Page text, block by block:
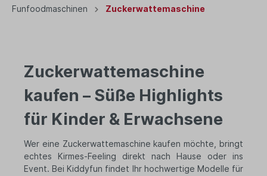
Funfoodmaschinen Zuckerwattemaschine
Zuckerwattemaschine
kaufen – Süße Highlights
für Kinder & Erwachsene
Wer eine Zuckerwattemaschine kaufen möchte, bringt
echtes Kirmes-Feeling direkt nach Hause oder ins
Event. Bei Kiddyfun findet Ihr hochwertige Modelle für